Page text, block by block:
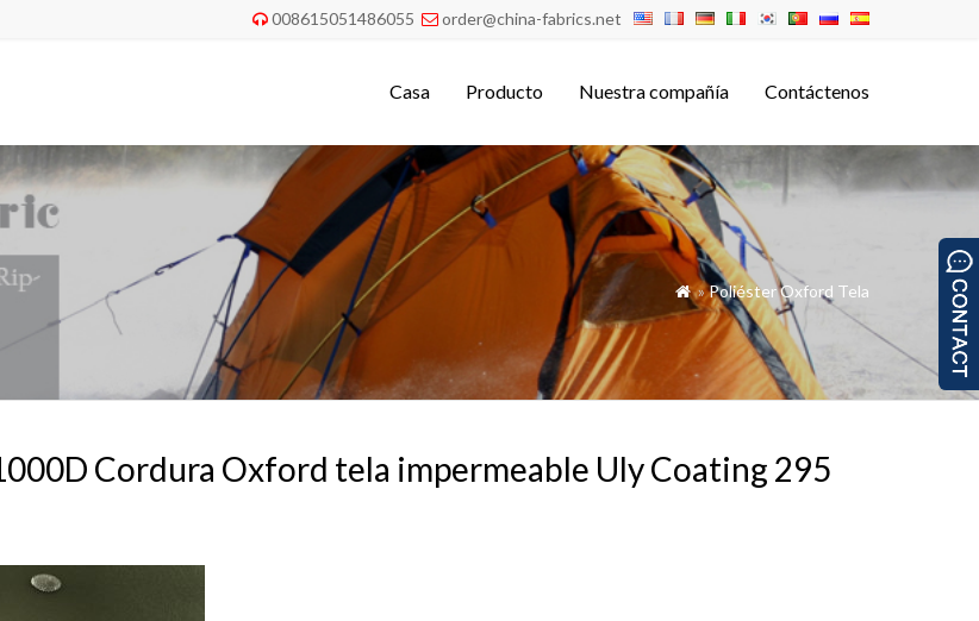
 008615051486055  order@china-fabrics.net
Casa Producto Nuestra compañía Contáctenos
 »Poliéster Oxford Tela
Cordura Oxford tela impermeable Uly Coating 295